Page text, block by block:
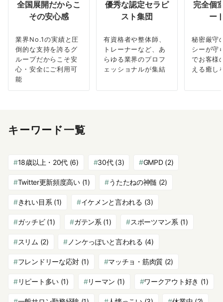
全国展開だからこ
その安心感
業界No.1の実績と圧
倒的な支持を誇るグ
ループだからこそ安
心・安全にご利用可
能
優秀な認定セラピ
スト集団
有資格者や整体師、
トレーナーなど、あ
らゆる業界のプロフ
ェッショナルが集結
完全個
ー
秘密厳守
シーが守
でお客様
える癒し
キーワード一覧
18歳以上・20代 (6) 30代(3) GMPD(2)
Twitter更新頻度高い(1) うたたねの神髄 (2)
きれい目系 (1) イケメンと言われる (3)
ガッチビ(1) ガテン系 (1) スポーツマン系 (1)
スリム (2) ノンケっぽいと言われる (4)
フレンドリーな応対 (1) マッチョ・筋肉質(2)
リピート多い(1) リーマン (1) ワークアウト好き (1)